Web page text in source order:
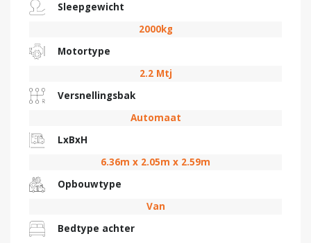
Sleepgewicht
2000kg
Motortype
2.2 Mtj
Versnellingsbak
Automaat
LxBxH
6.36m x 2.05m x 2.59m
Opbouwtype
Van
Bedtype achter